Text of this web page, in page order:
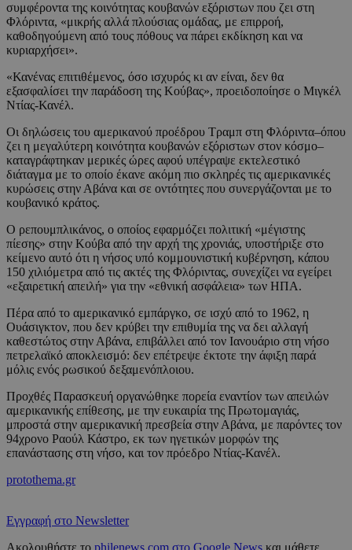
συμφέροντα της κοινότητας κουβανών εξόριστων που ζει στη
Φλόριντα, «μικρής αλλά πλούσιας ομάδας, με επιρροή,
καθοδηγούμενη από τους πόθους να πάρει εκδίκηση και να
κυριαρχήσει».
«Κανένας επιτιθέμενος, όσο ισχυρός κι αν είναι, δεν θα
εξασφαλίσει την παράδοση της Κούβας», προειδοποίησε ο Μιγκέλ
Ντίας-Κανέλ.
Οι δηλώσεις του αμερικανού προέδρου Τραμπ στη Φλόριντα–όπου
ζει η μεγαλύτερη κοινότητα κουβανών εξόριστων στον κόσμο–
καταγράφτηκαν μερικές ώρες αφού υπέγραψε εκτελεστικό
διάταγμα με το οποίο έκανε ακόμη πιο σκληρές τις αμερικανικές
κυρώσεις στην Αβάνα και σε οντότητες που συνεργάζονται με το
κουβανικό κράτος.
Ο ρεπουμπλικάνος, ο οποίος εφαρμόζει πολιτική «μέγιστης
πίεσης» στην Κούβα από την αρχή της χρονιάς, υποστήριξε στο
κείμενο αυτό ότι η νήσος υπό κομμουνιστική κυβέρνηση, κάπου
150 χιλιόμετρα από τις ακτές της Φλόριντας, συνεχίζει να εγείρει
«εξαιρετική απειλή» για την «εθνική ασφάλεια» των ΗΠΑ.
Πέρα από το αμερικανικό εμπάργκο, σε ισχύ από το 1962, η
Ουάσιγκτον, που δεν κρύβει την επιθυμία της να δει αλλαγή
καθεστώτος στην Αβάνα, επιβάλλει από τον Ιανουάριο στη νήσο
πετρελαϊκό αποκλεισμό: δεν επέτρεψε έκτοτε την άφιξη παρά
μόλις ενός ρωσικού δεξαμενόπλοιου.
Προχθές Παρασκευή οργανώθηκε πορεία εναντίον των απειλών
αμερικανικής επίθεσης, με την ευκαιρία της Πρωτομαγιάς,
μπροστά στην αμερικανική πρεσβεία στην Αβάνα, με παρόντες τον
94χρονο Ραούλ Κάστρο, εκ των ηγετικών μορφών της
επανάστασης στη νήσο, και τον πρόεδρο Ντίας-Κανέλ.
protothema.gr
Εγγραφή στο Newsletter
Ακολουθήστε το philenews.com στο Google News και μάθετε